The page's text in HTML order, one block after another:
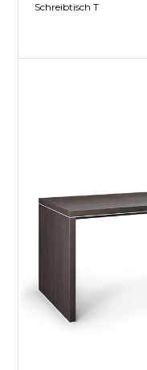
Schreibtisch T